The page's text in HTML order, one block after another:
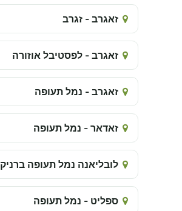
זאגרב - זגרב
זאגרב - לפסטיבל אוזורה
זאגרב - נמל תעופה
זאדאר - נמל תעופה
לובליאנה נמל תעופה ברניק
ספליט - נמל תעופה